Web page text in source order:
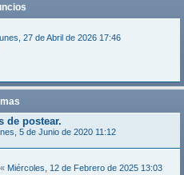
27 de Abril de 2026 17:46
de postear.
5 de Junio de 2020 11:12
« Miércoles, 12 de Febrero de 2025 13:03